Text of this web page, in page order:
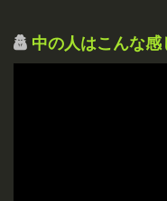
中の人はこんな感